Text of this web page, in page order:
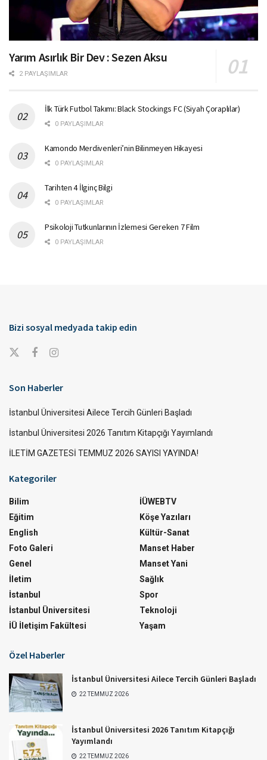
Yarım Asırlık Bir Dev : Sezen Aksu
2 PAYLAŞIMLAR
İlk Türk Futbol Takımı: Black Stockings FC (Siyah Çoraplılar)
0 PAYLAŞIMLAR
Kamondo Merdivenleri’nin Bilinmeyen Hikayesi
0 PAYLAŞIMLAR
Tarihten 4 İlginç Bilgi
0 PAYLAŞIMLAR
Psikoloji Tutkunlarının İzlemesi Gereken 7 Film
0 PAYLAŞIMLAR
Bizi sosyal medyada takip edin
Son Haberler
İstanbul Üniversitesi Ailece Tercih Günleri Başladı
İstanbul Üniversitesi 2026 Tanıtım Kitapçığı Yayımlandı
İLETİM GAZETESİ TEMMUZ 2026 SAYISI YAYINDA!
Kategoriler
Bilim
Eğitim
English
Foto Galeri
Genel
İletim
İstanbul
İstanbul Üniversitesi
İÜ İletişim Fakültesi
İÜWEBTV
Köşe Yazıları
Kültür-Sanat
Manset Haber
Manset Yani
Sağlık
Spor
Teknoloji
Yaşam
Özel Haberler
İstanbul Üniversitesi Ailece Tercih Günleri Başladı
22 TEMMUZ 2026
İstanbul Üniversitesi 2026 Tanıtım Kitapçığı
Yayımlandı
22 TEMMUZ 2026